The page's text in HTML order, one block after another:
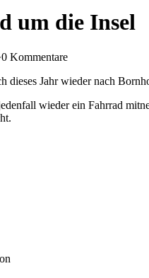
um die Insel
0 Kommentare
dieses Jahr wieder nach
wieder ein Fahrrad